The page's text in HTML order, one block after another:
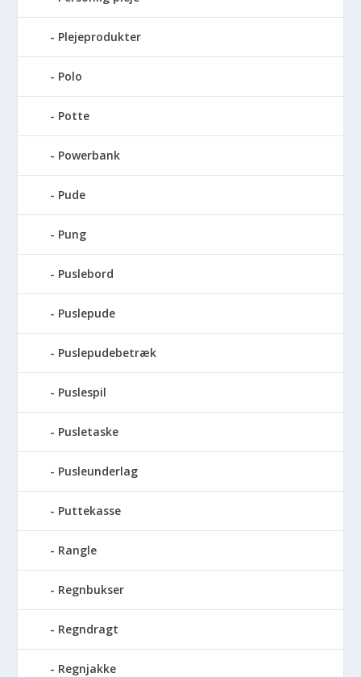
Plejeprodukter
Polo
Potte
Powerbank
Pude
Pung
Puslebord
Puslepude
Puslepudebetræk
Puslespil
Pusletaske
Pusleunderlag
Puttekasse
Rangle
Regnbukser
Regndragt
Regnjakke